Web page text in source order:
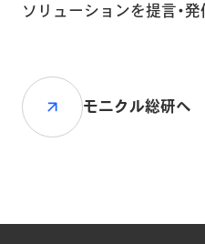
ソリューションを提言・
モニクル総研へ